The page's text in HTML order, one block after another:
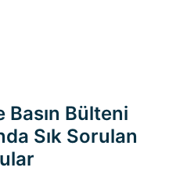
Basın Bülteni
Sık Sorulan